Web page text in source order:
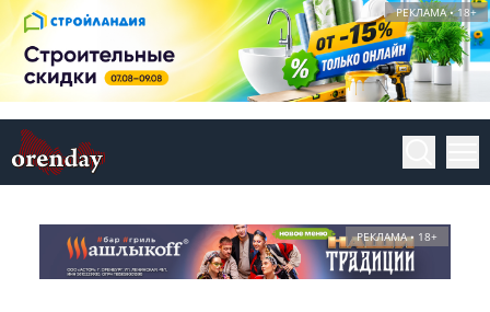
РЕКЛАМА • 18+
РЕКЛАМА • 18+